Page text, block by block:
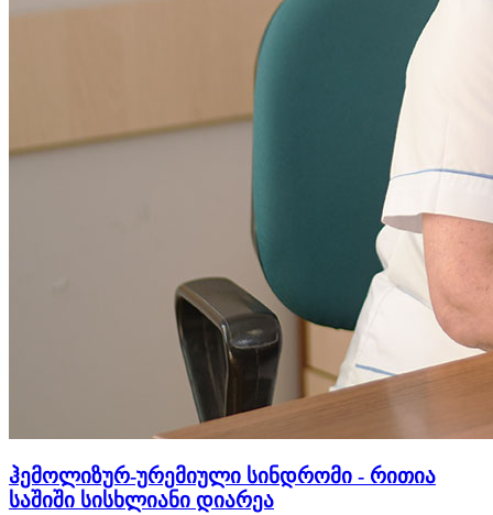
ჰემოლიზურ-ურემიული სინდრომი - რითია
საშიში სისხლიანი დიარეა